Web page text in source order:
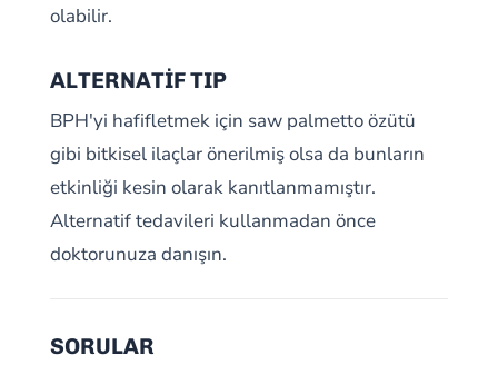
olabilir.
ALTERNATİF TIP
BPH'yi hafifletmek için saw palmetto özütü
gibi bitkisel ilaçlar önerilmiş olsa da bunların
etkinliği kesin olarak kanıtlanmamıştır.
Alternatif tedavileri kullanmadan önce
doktorunuza danışın.
SORULAR